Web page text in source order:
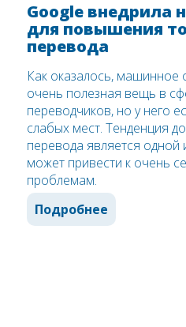
Google внедрила
для повышения
перевода
Как оказалось,
очень полезная вещь в
переводчиков, но у него
слабых мест. Тенденция
перевода является одной
может привести к очень
проблемам.
Подробнее